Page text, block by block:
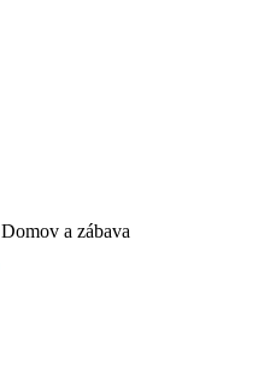
Domov a zábava